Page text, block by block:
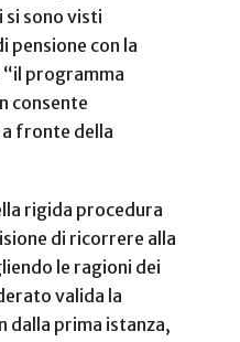
sono visti
pensione con la
programma
consente
fronte della
rigida procedura
di ricorrere alla
le ragioni dei
valida la
dalla prima istanza,